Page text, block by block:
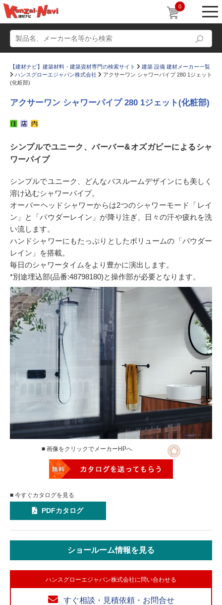
0
動画
かたなび コラム
すまいリング
Q＆A 販売・施工代理店募集
お気に入り
【建材ナビ】建築材料・建築資材専門の検索サイト
建築 設備 建材メーカー一覧
ハンスグローエジャパン株式会社
アクサーワン シャワーパイプ 280 1ジェット
(化粧部)
アクサーワン シャワーパイプ 280 1ジェット(化粧部)
シンプルでユニーク、バーバー&オズガビーによるシャ
ワーパイプ
シンプルでユニーク、どんなバスルームデザインにも美しく
溶け込むシャワーパイプ。
オーバーヘッドシャワーからは2つのシャワーモード「レイ
ン」と「パウダーレイン」が降り注ぎ、日々の汗や疲れを洗
い流します。
ハンドシャワーにもたっぷりとしたボリュームの「パウダー
レイン」を搭載。
毎日のシャワータイムをより豊かに演出します。
*別途埋込部(品番:48798180)と操作部が必要となります。
■ 画像をクリックでメーカーHPへ
■ 今すぐカタログを見る
PDFカタログ
ショールーム情報を見る
ハンスグローエジャパン株式会社に問い合わせる
すぐ相談・見積依頼・お問合せ